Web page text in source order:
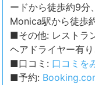
ードから徒歩約9
Monica駅から徒歩
■その他: レストラ
ヘアドライヤー有
■口コミ: 口コミを
■予約: